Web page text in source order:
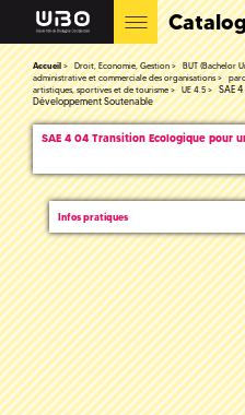
Accueil Droit, Economie, Gestion BUT (Bachelor
administrative et commerciale des organisations
artistiques, sportives et de tourisme
UE 4.5
SAE
Développement Soutenable
SAE 4 04 Transition Ecologique pour
Infos pratiques